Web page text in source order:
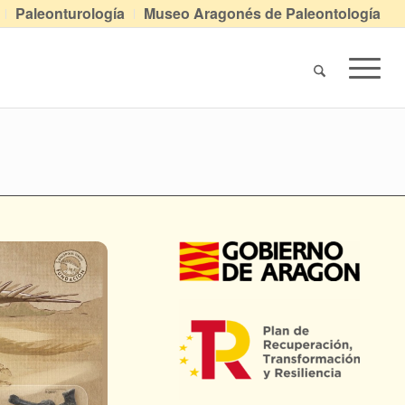
Paleonturología Museo Aragonés de Paleontología